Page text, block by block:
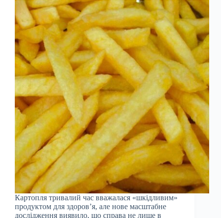
Картопля тривалий час вважалася «шкідливим»
продуктом для здоров’я, але нове масштабне
дослідження виявило, що справа не лише в